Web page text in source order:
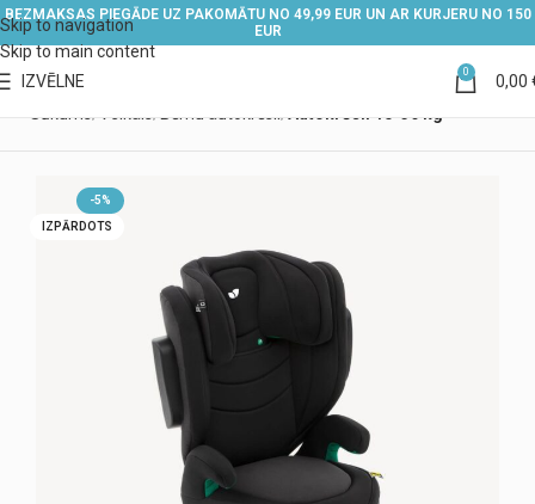
Skip to navigation
Skip to main content
BEZMAKSAS PIEGĀDE UZ PAKOMĀTU NO 49,99 EUR UN AR KURJERU NO 150
EUR
IZVĒLNE 0 0,00
-5%
IZPĀRDOTS